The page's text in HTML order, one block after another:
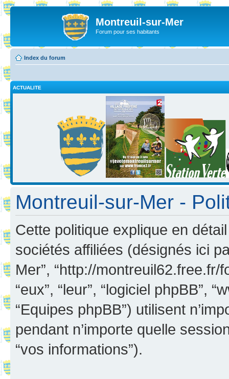
Montreuil-sur-Mer
Forum pour ses habitants
Index du forum
ACTUALITE
Montreuil-sur-Mer -
Cette politique explique en
sociétés affiliées (désignés ici
Mer”, “http://montreuil62.free.fr/
“eux”, “leur”, “logiciel phpBB”,
“Equipes phpBB”) utilisent
pendant n’importe quelle
“vos informations”).